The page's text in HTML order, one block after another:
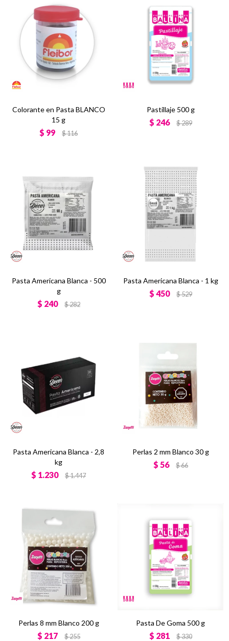
Colorante en Pasta BLANCO
15 g
$ 99 $116
Pastillaje 500 g
$ 246 $289
Pasta Americana Blanca - 500
g
$ 240 $282
Pasta Americana Blanca - 1 kg
$ 450 $529
Pasta Americana Blanca - 2,8
kg
$ 1.230 $1.447
Perlas 2 mm Blanco 30 g
$ 56 $66
Perlas 8 mm Blanco 200 g
$ 217 $255
Pasta De Goma 500 g
$ 281 $330